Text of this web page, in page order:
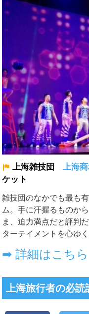
上海雑技団 上海
ケット
雑技団のなかでも最も
ム。手に汗握るものか
ま、迫力満点だと評判
ターテイメントを心ゆ
➡ 詳細はこちら
上海旅行者の必読